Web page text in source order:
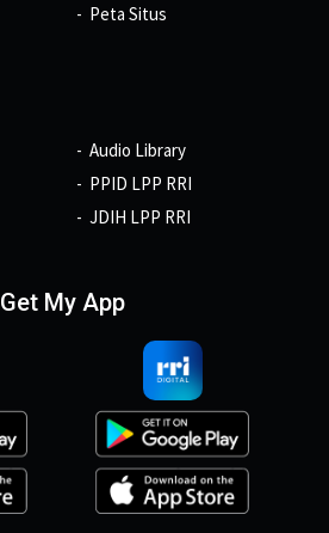
Peta Situs
Audio Library
PPID LPP RRI
JDIH LPP RRI
Get My App